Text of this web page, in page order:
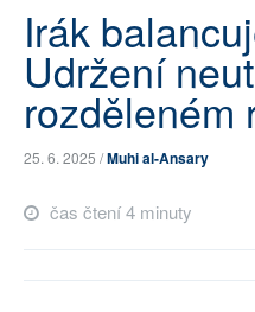
Irák
Udržení
rozděleném
25. 6. 2025 /Muhi al-Ansary
čas čtení 4 minuty